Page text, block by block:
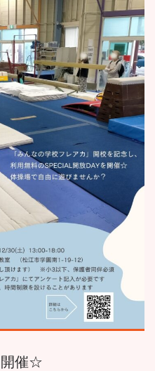
催☆